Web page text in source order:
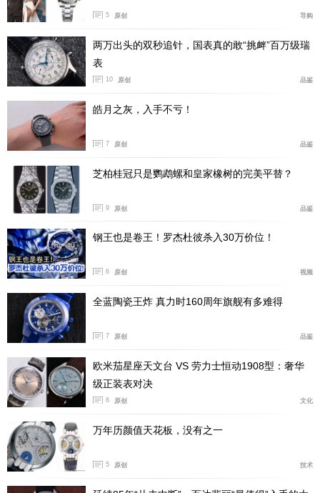
最初的出发点，也是我们一步步建立品牌传统和历史积淀
的基础。自创立之初，万国的机芯就以精准和高品质而闻
名。对于品牌来说，理解自己的根源非常重要，而这个根
源就是高质量的机芯，以及对极高精准度的追求。在很久
之前，我们就已在经典系列中搭载复杂功能。这也是我们
的飞行员腕表、工程师腕表声名远扬的原因。所以如果要
谈万国的品牌精神，创新当然非常重要，但精准同样是不
可分割的一部分。它们不是彼此独立的，而是共同构成了
万国从历史走到今天的基础。
2. Q：万国表的几个核心系列，也经历多次改款，也有过
很多创新，但现在它们也又回归到了历史上最经典的设计
语言。您如何看待这种设计演变，这种既向前迈进又回归
本源的循环？
A：正如你所说，这是自然的发展循环。但结合本次钟表
5 原创 导购
两万出头的双秒追针，国表真的敢“挑衅”百万级瑞
表
10 原创 品鉴
皓月之灰，入手不亏！
7 原创 品鉴
芝柏桂冠只是鹦鹉螺和皇家橡树的完美平替？
9 原创 品鉴
钢王也是卷王！罗杰杜彼杀入30万价位！
6 原创 视频
全蓝陶瓷王炸 真力时160周年旗舰有多难得
7 原创 品鉴
欧米茄星座天文台 VS 劳力士恒动1908型：奢华
级正装表对决
6 原创 文化
万年历颜值天花板，没有之一
5 原创 技术